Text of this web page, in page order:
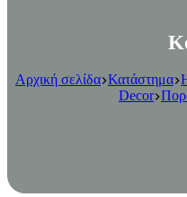
Αρχική σελίδα Κατάστημα
Decor